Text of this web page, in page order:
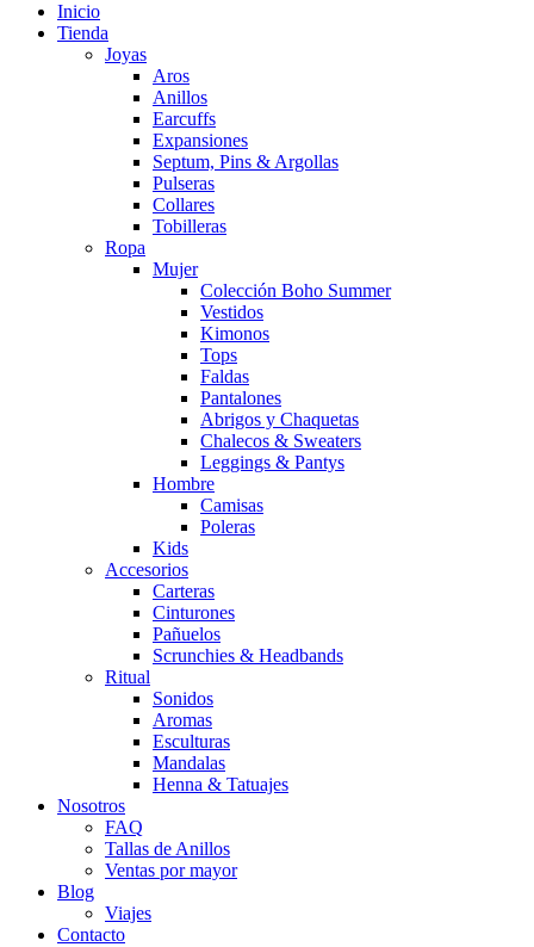
Inicio
Tienda
Joyas
Aros
Anillos
Earcuffs
Expansiones
Septum, Pins & Argollas
Pulseras
Collares
Tobilleras
Ropa
Mujer
Colección Boho Summer
Vestidos
Kimonos
Tops
Faldas
Pantalones
Abrigos y Chaquetas
Chalecos & Sweaters
Leggings & Pantys
Hombre
Camisas
Poleras
Kids
Accesorios
Carteras
Cinturones
Pañuelos
Scrunchies & Headbands
Ritual
Sonidos
Aromas
Esculturas
Mandalas
Henna & Tatuajes
Nosotros
FAQ
Tallas de Anillos
Ventas por mayor
Blog
Viajes
Contacto